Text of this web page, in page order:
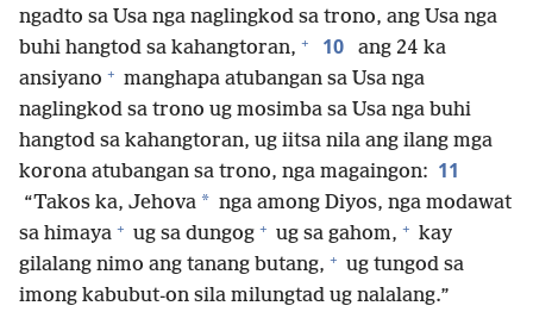
ngadto sa Usa nga naglingkod sa trono, ang Usa nga
buhi hangtod sa kahangtoran, + 10
ang 24 ka
ansiyano + manghapa atubangan sa Usa nga
naglingkod sa trono ug mosimba sa Usa nga buhi
hangtod sa kahangtoran, ug iitsa nila ang ilang mga
korona atubangan sa trono, nga magaingon: 11
“Takos ka, Jehova * nga among Diyos, nga modawat
sa himaya + ug sa dungog + ug sa gahom, + kay
gilalang nimo ang tanang butang, + ug tungod sa
imong kabubut-on sila milungtad ug nalalang.”